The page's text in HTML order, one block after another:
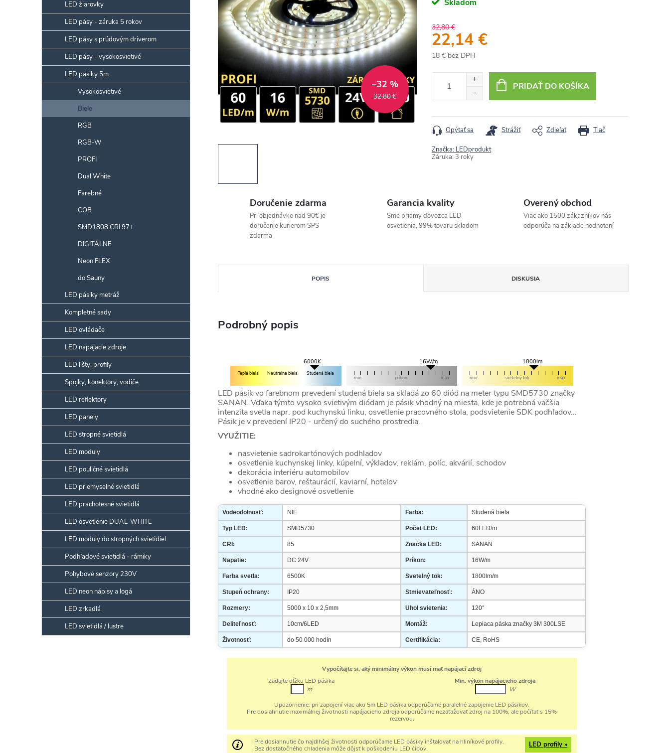
a
n
e
LED žiarovky
LED pásy - záruka 5 rokov
LED pásy s prúdovým driverom
LED pásy - vysokosvietivé
LED pásiky 5m
Vysokosvietivé
Biele
RGB
RGB-W
PROFI
Dual White
Farebné
COB
SMD1808 CRI 97+
DIGITÁLNE
Neon FLEX
do Sauny
LED pásiky metráž
Kompletné sady
LED ovládače
LED napájacie zdroje
LED lišty, profily
Spojky, konektory, vodiče
LED reflektory
LED panely
LED stropné svietidlá
LED moduly
LED pouličné svietidlá
LED priemyselné svietidlá
LED prachotesné svietidlá
LED osvetlenie DUAL-WHITE
LED moduly do stropných svietidiel
Podhľadové svietidlá - rámiky
Pohybové senzory 230V
LED neon nápisy a logá
LED zrkadlá
LED svietidlá / lustre
32,80 €
–32 %
Skladom
32,80 €
22,14 €
18 € bez DPH
cena:
PRIDAŤ DO KOŠÍKA
Tlač
Opýtať sa Strážiť Zdieľať
Značka: LEDprodukt
Záruka: 3 roky
Doručenie zdarma
Pri objednávke nad 90€ je
doručenie kurierom SPS
zdarma
Garancia kvality
Sme priamy dovozca LED
osvetlenia, 99% tovaru skladom
Overený obchod
Viac ako 1500 zákazníkov nás
odporúča na základe hodnotení
POPIS DISKUSIA
Podrobný popis
6000K
Teplá biela Neutrálna biela Studená biela
16W/m
min príkon max
1800lm
min svetelný tok max
LED pásik vo farebnom prevedení studená biela sa skladá zo 60 diód na meter typu SMD5730 značky
SANAN. Vďaka týmto vysoko svietivým diódam je pásik vhodný na miesta, kde je potrebná väčšia
intenzita svetla napr. pod kuchynskú linku, osvetlenie pracovného stola, podsvietenie SDK podhľadov...
Pásik je v prevedení IP20 - určený do suchého prostredia.
VYUŽITIE:
nasvietenie sadrokartónových podhladov
osvetlenie kuchynskej linky, kúpelní, výkladov, reklám, políc, akvárií, schodov
dekorácia interiéru automobilov
osvetlenie barov, reštaurácií, kaviarní, hotelov
vhodné ako designové osvetlenie
Vodeodolnosť: NIE Farba: Studená biela
Typ LED: SMD5730 Počet LED: 60LED/m
CRI: 85 Značka LED: SANAN
Napätie: DC 24V Príkon: 16W/m
Farba svetla: 6500K Svetelný tok: 1800lm/m
Stupeň ochrany: IP20 Stmievateľnosť: ÁNO
Rozmery: 5000 x 10 x 2,5mm Uhol svietenia: 120°
Deliteľnosť: 10cm/6LED Montáž: Lepiaca páska značky 3M 300LSE
Životnosť: do 50 000 hodín Certifikácia: CE, RoHS
Vypočítajte si, aký minimálny výkon musí mať napájací zdroj
Zadajte dĺžku LED pásika
m
Min. výkon napájacieho zdroja
W
Upozornenie: pri zapojení viac ako 5m LED pásika odporúčame paralelné zapojenie LED pásikov.
Pre dosiahnutie maximálnej životnosti napájacieho zdroja odporúčame nezaťažovať zdroj na 100%, ale počítať s 15%
rezervou.
Pre dosiahnutie čo najdlhšej životnosti odporúčame LED pásiky inštalovať na hliníkové profily.
Bez dostatočného chladenia môže dôjsť k poškodeniu LED čipov.
LED profily »